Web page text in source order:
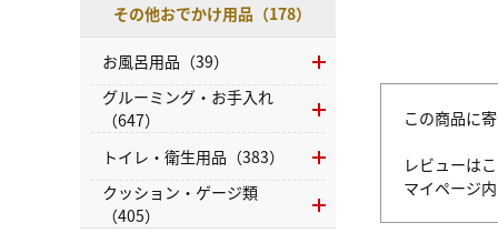
この商品に
レビューは
マイページ
その他おでかけ用品（178）
お風呂用品（39）
グルーミング・お手入れ
（647）
トイレ・衛生用品（383）
クッション・ゲージ類
（405）